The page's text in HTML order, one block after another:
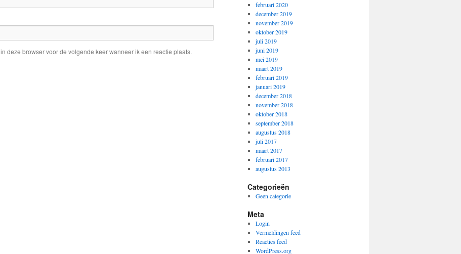
deze browser voor de volgende keer wanneer ik een reactie plaats.
februari 2020
december 2019
november 2019
oktober 2019
juli 2019
juni 2019
mei 2019
maart 2019
februari 2019
januari 2019
december 2018
november 2018
oktober 2018
september 2018
augustus 2018
juli 2017
maart 2017
februari 2017
augustus 2013
Categorieën
Geen categorie
Meta
Login
Vermeldingen feed
Reacties feed
WordPress.org